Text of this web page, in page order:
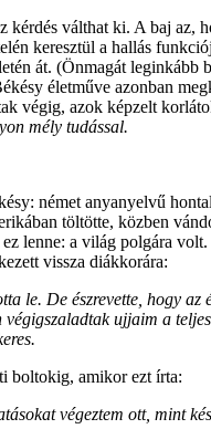
kérdés válthat ki. A baj az,
keresztül a hallás
át. (Önmagát
életműve azonban
végig, azok képzelt
mély tudással.
német anyanyelvű
töltötte, közben
lenne: a világ polgára
vissza diákkorára:
le. De észrevette, hogy
ujjaim a
boltokig, amikor ezt írta:
végeztem ott, mint